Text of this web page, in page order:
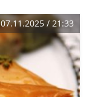
07.11.2025 / 21:33